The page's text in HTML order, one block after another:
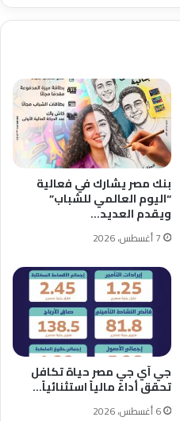
بنك مصر يشارك في فعالية
“اليوم العالمي للشباب”
ويقدم العديد…
7 أغسطس، 2026
جي آي جي مصر حياة تكافل
تحقق أداءً مالياً استثنائياً…
6 أغسطس، 2026